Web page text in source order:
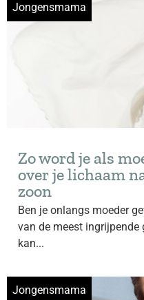
Jongensmama
Zo word je als
over je lichaam
zoon
Ben je onlangs moeder
van de meest ingrijpende
kan...
Jongensmama